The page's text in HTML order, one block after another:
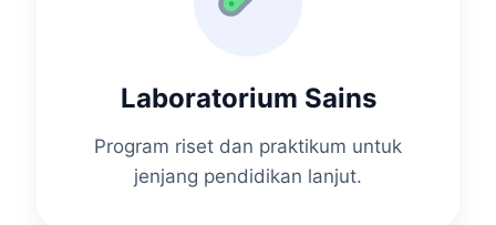
Laboratorium Sains
Program riset dan praktikum untuk
jenjang pendidikan lanjut.